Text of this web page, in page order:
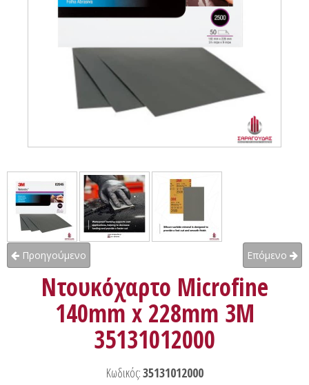
Προηγούμενο Επόμενο
Ντουκόχαρτο Microfine
140mm x 228mm 3M
35131012000
Κωδικός:35131012000